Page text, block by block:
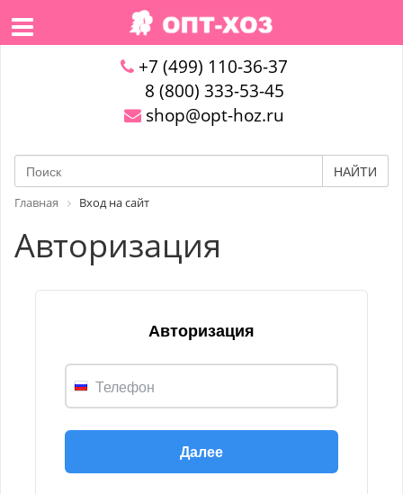
+7 (499) 110-36-37
8 (800) 333-53-45
shop@opt-hoz.ru
НАЙТИ
Главная Вход на сайт
Авторизация
Авторизация
Телефон
Далее